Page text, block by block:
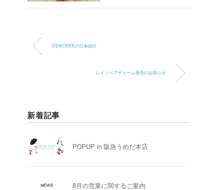
DEMODEEの日傘紹介
レインベアチャーム発売のお知らせ
新着記事
POPUP in 阪急うめだ本店
8月の営業に関するご案内